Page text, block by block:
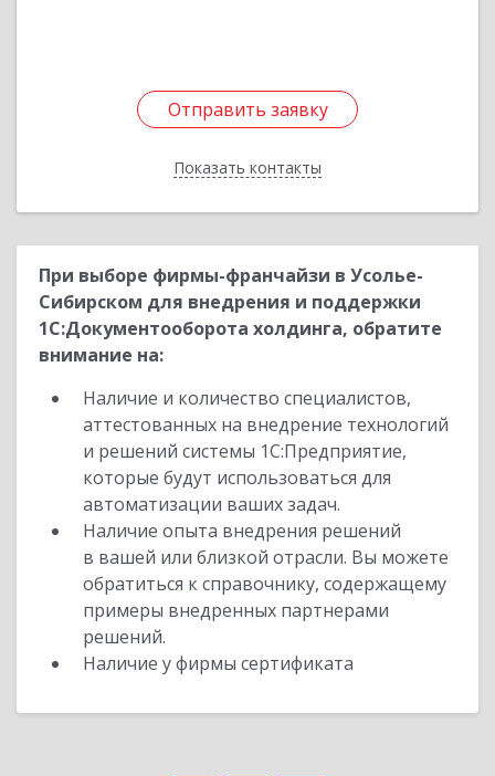
Отправить заявку
Показать контакты
Отправить заявку
Назад
При выборе фирмы-франчайзи в Усолье-
Сибирском для внедрения и поддержки
1С:Документооборота холдинга, обратите
внимание на:
Наличие и количество специалистов,
аттестованных на внедрение технологий
и решений системы 1С:Предприятие,
которые будут использоваться для
автоматизации ваших задач.
Наличие опыта внедрения решений
в вашей или близкой отрасли. Вы можете
обратиться к справочнику, содержащему
примеры внедренных партнерами
решений.
Наличие у фирмы сертификата